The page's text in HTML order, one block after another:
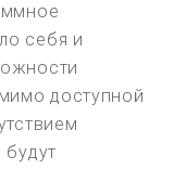
себя и
доступной
будут